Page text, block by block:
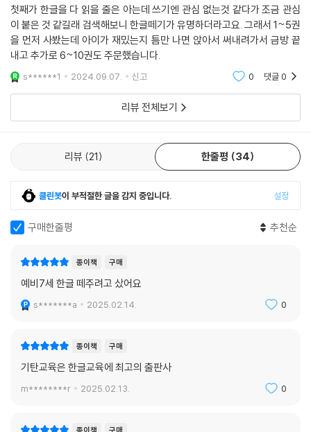
ㆍ복잡한 모음(ㅐ, ㅔ, ㅚ, ㅟ, ㅘ, ㅝ…)이 들어 있는 낱말 익히기
ㆍ두 낱말이 더해진 합성어 익히기
ㆍ소리는 같지만 뜻이 다른 동음이의어 익히기
[6과정]
자음과 모음을 합한 기본 글자에 받침을 붙여 새로운 글자가 만들어지는
원리를 이해해요. 주변에 있는 친숙한 사물의 이름을 읽고, 쓸 수 있어요.
ㆍ‘자음+모음’으로 이루어진 글자에 기본 받침 ‘ㄱ~ㅇ’이 있는 글자 익히
ㆍ받침이 있는 쉬운 낱말 읽고 쓰기
[7과정]
복잡한 모음이 있는 낱말까지 재미있는 끝말잇기로 복습을 하면서 한글의
ㆍ쌍자음 ‘ㄲ, ㄸ, ㅃ, ㅆ, ㅉ’ 익히기
ㆍ자음과 쌍자음을 구분하여 읽고 쓰기
ㆍ‘쌍자음+모음’으로 이루어진 글자 읽고 쓰기
ㆍ쌍자음, 복잡한 모음, 받침이 있는 낱말 종합하기
[8과정]
활에서 상황에 알맞게 인사하고 높임말을 사용할 수 있어요. 어휘력이 확
장되는 단계로, 표현이 풍부해져요.
ㆍ움직임을 나타내는 말과 모양과 상태를 나타내는 말 익히기
첫째가 한글을 다 읽을 줄은 아는데 쓰기엔 관심 없는것 같다가 조금 관심
이 붙은 것 같길래 검색해보니 한글떼기가 유명하더라고요. 그래서 1~5권
을 먼저 사봤는데 아이가 재밌는지 틈만 나면 앉아서 써내려가서 금방 끝
내고 추가로 6~10권도 주문했습니다.
s******1 2024.09.07. 신고 0 댓글0
리뷰 전체보기
리뷰 21 한줄평 34
클린봇이 부적절한 글을 감지 중입니다. 설정
구매한줄평 추천순
종이책 구매
예비7세 한글 떼주려고 샀어요
s*******a 2025.02.14. 0
종이책 구매
기탄교육은 한글교육에 최고의 출판사
m********r 2025.02.13. 0